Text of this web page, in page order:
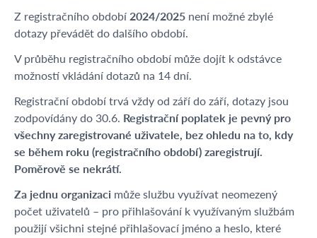
Z registračního období2024/2025 není možné zbylé
dotazy převádět do dalšího období.
V průběhu registračního období může dojít k odstávce
možností vkládání dotazů na 14 dní.
Registrační období trvá vždy od září do září, dotazy jsou
zodpovídány do 30.6. Registrační poplatek je pevný pro
všechny zaregistrované uživatele, bez ohledu na to, kdy
se během roku (registračního období) zaregistrují.
Poměrově se nekrátí.
Za jednu organizaci může službu využívat neomezený
počet uživatelů – pro přihlašování k využívaným službám
použijí všichni stejné přihlašovací jméno a heslo, které